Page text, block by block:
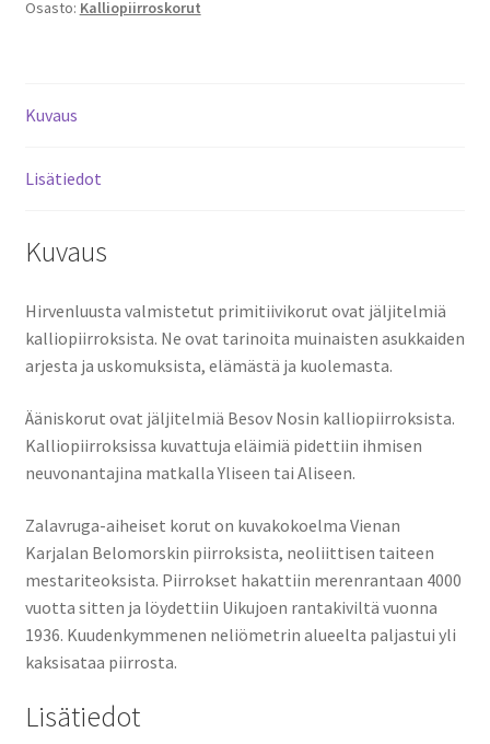
Osasto: Kalliopiirroskorut
Kuvaus
Lisätiedot
Kuvaus
Hirvenluusta valmistetut primitiivikorut ovat jäljitelmiä
kalliopiirroksista. Ne ovat tarinoita muinaisten asukkaiden
arjesta ja uskomuksista, elämästä ja kuolemasta.
Ääniskorut ovat jäljitelmiä Besov Nosin kalliopiirroksista.
Kalliopiirroksissa kuvattuja eläimiä pidettiin ihmisen
neuvonantajina matkalla Yliseen tai Aliseen.
Zalavruga-aiheiset korut on kuvakokoelma Vienan
Karjalan Belomorskin piirroksista, neoliittisen taiteen
mestariteoksista. Piirrokset hakattiin merenrantaan 4000
vuotta sitten ja löydettiin Uikujoen rantakiviltä vuonna
1936. Kuudenkymmenen neliömetrin alueelta paljastui yli
kaksisataa piirrosta.
Lisätiedot